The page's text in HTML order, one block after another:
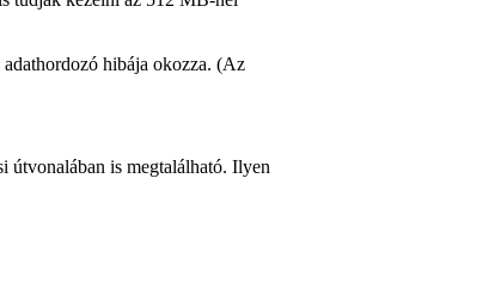
hibája okozza. (Az
útvonalában is megtalálható. Ilyen